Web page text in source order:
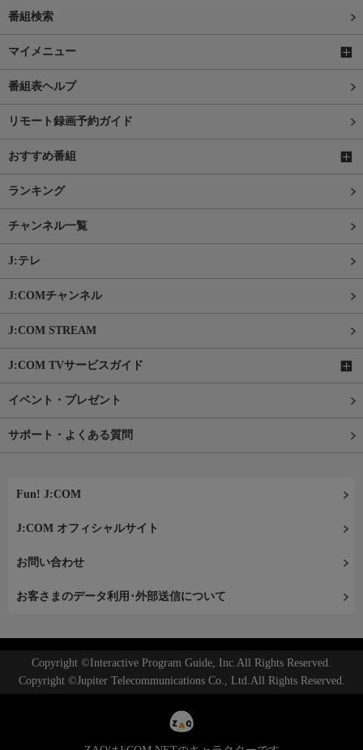
番組検索
マイメニュー
番組表ヘルプ
リモート録画予約ガイド
おすすめ番組
ランキング
チャンネル一覧
J:テレ
J:COMチャンネル
J:COM STREAM
J:COM TVサービスガイド
イベント・プレゼント
サポート・よくある質問
Fun! J:COM
J:COM オフィシャルサイト
お問い合わせ
お客さまのデータ利用･外部送信について
Copyright ©Interactive Program Guide, Inc.All Rights Reserved.
Copyright ©Jupiter Telecommunications Co., Ltd.All Rights Reserved.